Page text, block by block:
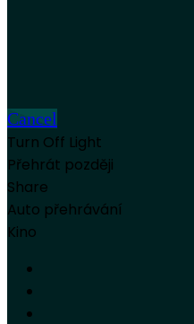
Cancel
Turn Off Light
Přehrát později
Share
Auto přehrávání
Kino